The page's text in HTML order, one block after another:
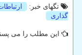
تگهای خبر:
گذاری
این مطلب را می